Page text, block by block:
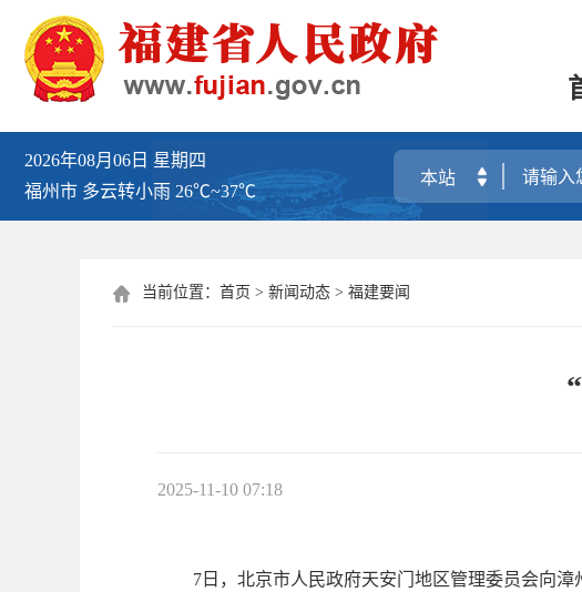
2026年08月06日 星期四
福州市 多云转小雨 26℃~37℃
 当前位置： 首页 > 新闻动态 > 福建要闻
2025-11-10 07:18
7日，北京市人民政府天安门地区管理委员会向漳